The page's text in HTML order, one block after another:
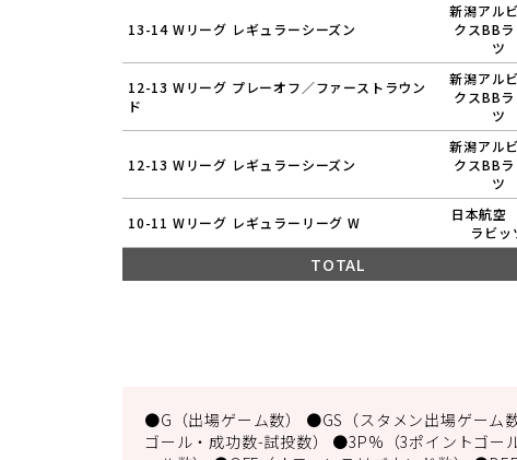
13-14 Wリーグ レギュラーシーズン
新潟アル
クスBBラ
ツ
12-13 Wリーグ プレーオフ／ファーストラウン
ド
新潟アル
クスBBラ
ツ
12-13 Wリーグ レギュラーシーズン
新潟アル
クスBBラ
ツ
10-11 Wリーグ レギュラーリーグ W
日本航
ラビッ
TOTAL
●G（出場ゲーム数） ●GS（スタメン出場ゲーム
ゴール・成功数-試投数） ●3P%（3ポイントゴ